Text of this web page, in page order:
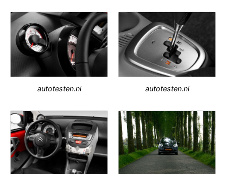
autotesten.nl autotesten.nl